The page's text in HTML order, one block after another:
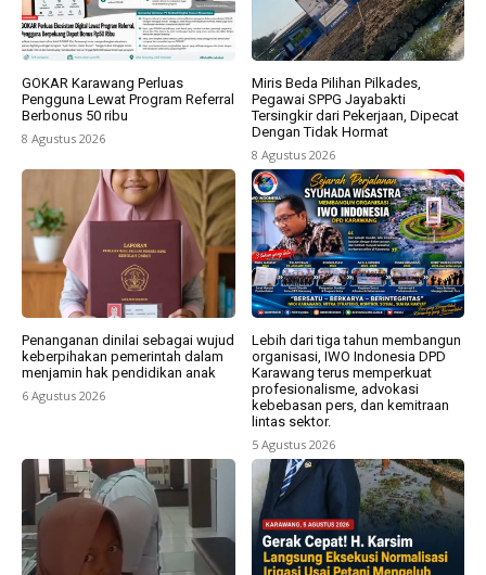
GOKAR Karawang Perluas
Pengguna Lewat Program Referral
Berbonus 50 ribu
8 Agustus 2026
Miris Beda Pilihan Pilkades,
Pegawai SPPG Jayabakti
Tersingkir dari Pekerjaan, Dipecat
Dengan Tidak Hormat
8 Agustus 2026
Penanganan dinilai sebagai wujud
keberpihakan pemerintah dalam
menjamin hak pendidikan anak
6 Agustus 2026
Lebih dari tiga tahun membangun
organisasi, IWO Indonesia DPD
Karawang terus memperkuat
profesionalisme, advokasi
kebebasan pers, dan kemitraan
lintas sektor.
5 Agustus 2026